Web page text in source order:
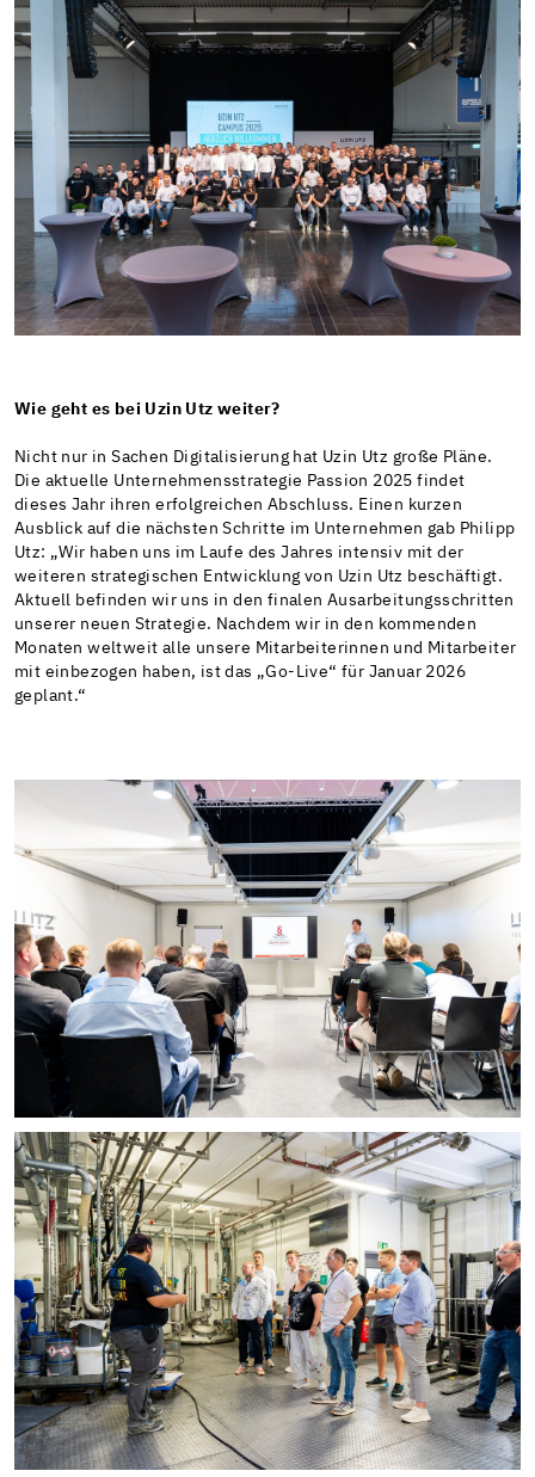
Wie geht es bei Uzin Utz weiter?
Nicht nur in Sachen Digitalisierung hat Uzin Utz große Pläne.
Die aktuelle Unternehmensstrategie Passion 2025 findet
dieses Jahr ihren erfolgreichen Abschluss. Einen kurzen
Ausblick auf die nächsten Schritte im Unternehmen gab Philipp
Utz: „Wir haben uns im Laufe des Jahres intensiv mit der
weiteren strategischen Entwicklung von Uzin Utz beschäftigt.
Aktuell befinden wir uns in den finalen Ausarbeitungsschritten
unserer neuen Strategie. Nachdem wir in den kommenden
Monaten weltweit alle unsere Mitarbeiterinnen und Mitarbeiter
mit einbezogen haben, ist das „Go-Live“ für Januar 2026
geplant.“